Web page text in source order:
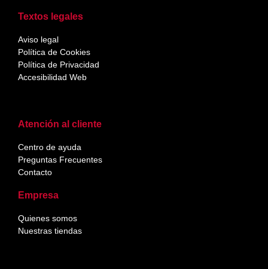
Atención al cliente
Centro de ayuda
Preguntas Frecuentes
Contacto
Empresa
Quienes somos
Nuestras tiendas
Textos legales
Aviso legal
Política de Cookies
Política de Privacidad
Accesibilidad Web